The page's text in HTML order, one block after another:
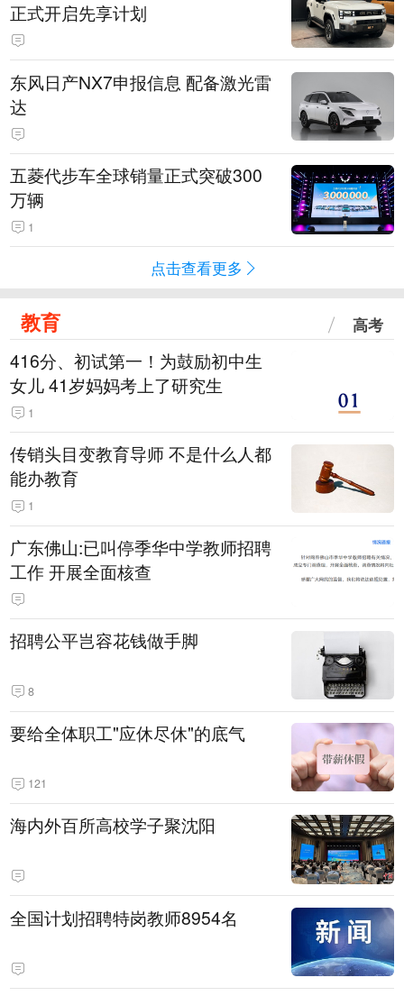
正式开启先享计划
东风日产NX7申报信息 配备激光雷
达
五菱代步车全球销量正式突破300
万辆
1
点击查看更多
教育 高考
416分、初试第一！为鼓励初中生
女儿 41岁妈妈考上了研究生
1
传销头目变教育导师 不是什么人都
能办教育
1
广东佛山:已叫停季华中学教师招聘
工作 开展全面核查
招聘公平岂容花钱做手脚
8
要给全体职工"应休尽休"的底气
121
海内外百所高校学子聚沈阳
全国计划招聘特岗教师8954名